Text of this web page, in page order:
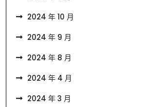
2024 年 10 月
2024 年 9 月
2024 年 8 月
2024 年 4 月
2024 年 3 月